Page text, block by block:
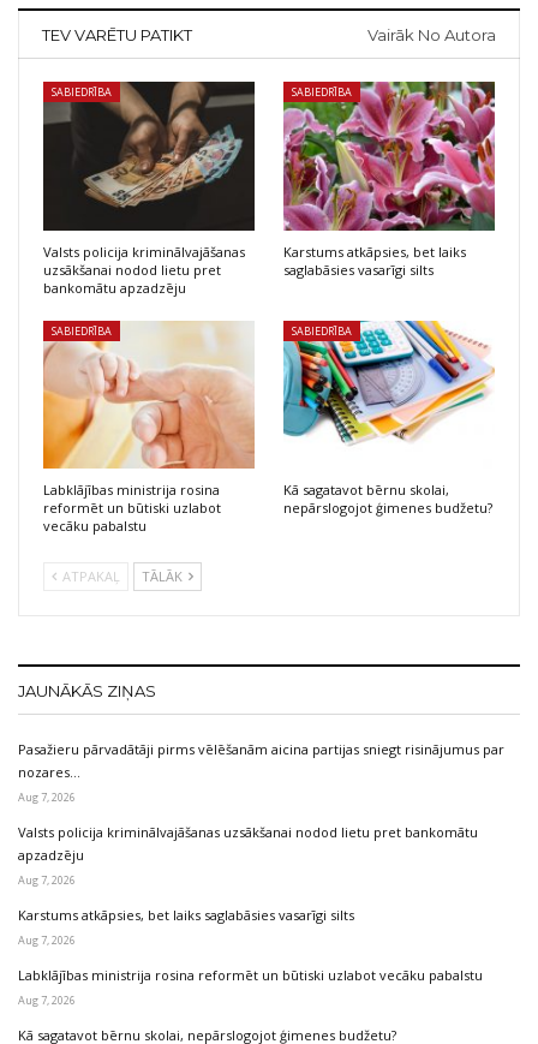
TEV VARĒTU PATIKT Vairāk No Autora
SABIEDRĪBA
Valsts policija kriminālvajāšanas
uzsākšanai nodod lietu pret
bankomātu apzadzēju
SABIEDRĪBA
Karstums atkāpsies, bet laiks
saglabāsies vasarīgi silts
SABIEDRĪBA
Labklājības ministrija rosina
reformēt un būtiski uzlabot
vecāku pabalstu
SABIEDRĪBA
Kā sagatavot bērnu skolai,
nepārslogojot ģimenes budžetu?
ATPAKAĻ TĀLĀK
JAUNĀKĀS ZIŅAS
Pasažieru pārvadātāji pirms vēlēšanām aicina partijas sniegt risinājumus par
nozares…
Aug 7, 2026
Valsts policija kriminālvajāšanas uzsākšanai nodod lietu pret bankomātu
apzadzēju
Aug 7, 2026
Karstums atkāpsies, bet laiks saglabāsies vasarīgi silts
Aug 7, 2026
Labklājības ministrija rosina reformēt un būtiski uzlabot vecāku pabalstu
Aug 7, 2026
Kā sagatavot bērnu skolai, nepārslogojot ģimenes budžetu?